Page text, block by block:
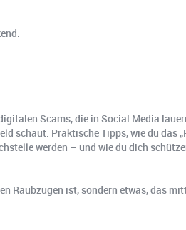
Scams, die in Social Media
schaut. Praktische Tipps, wie du
werden – und wie du dich
ist, sondern etwas, das